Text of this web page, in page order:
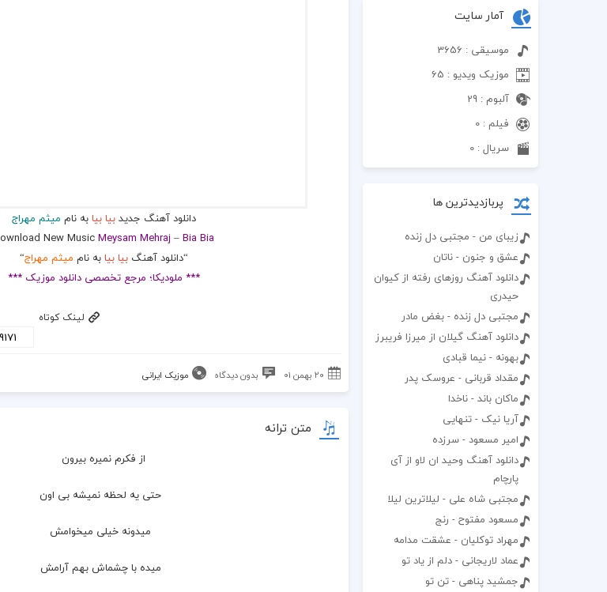
آمار سایت
موسیقی : 3656
موزیک ویدیو : 65
آلبوم : 29
فیلم : 0
سریال : 0
پربازدیدترین ها
زیبای من - مجتبی دل زنده
عشق و جنون - ناتان
دانلود آهنگ روزهای رفته از کیوان
حیدری
مجتبی دل زنده - بغض مادر
دانلود آهنگ گیلان از میرزا فریبرز
بهونه - نیما قبادی
مقداد قربانی - عروسک پدر
ماکان باند - ناخدا
آریا نیک - تنهایی
امیر مسعود - سرزده
دانلود آهنگ وحید ان لاو از آی
پارچام
مجتبی شاه علی - لیلاترین لیلا
مسعود مفتوح - رنج
مهراد توکلیان - عشقت مدامه
عماد لاریجانی - دلم از یاد تو
جمشید پناهی - تن تو
دانلود آهنگ جدیدبیا بیابه نام میثم مهراج
New MusicMeysam Mehraj –Bia Bia
“دانلود آهنگ بیا بیابه نام میثم مهراج“
*** ملودیکا؛ مرجع تخصصی دانلود موزیک ***
لینک کوتاه
۲۰ بهمن ۰۱ بدون دیدگاه موزیک ایرانی
متن ترانه
از فکرم نمیره بیرون
  حتی یه لحظه نمیشه بی اون
  میدونه خیلی میخوامش
  میده با چشماش بهم آرامش